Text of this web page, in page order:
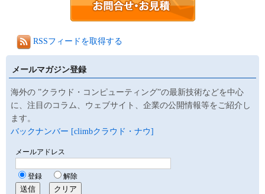
RSSフィードを取得する
メールマガジン登録
海外の ”クラウド・コンピューティング”の最新技術などを中心
に、注目のコラム、ウェブサイト、企業の公開情報等をご紹介し
ます。
バックナンバー [climbクラウド・ナウ]